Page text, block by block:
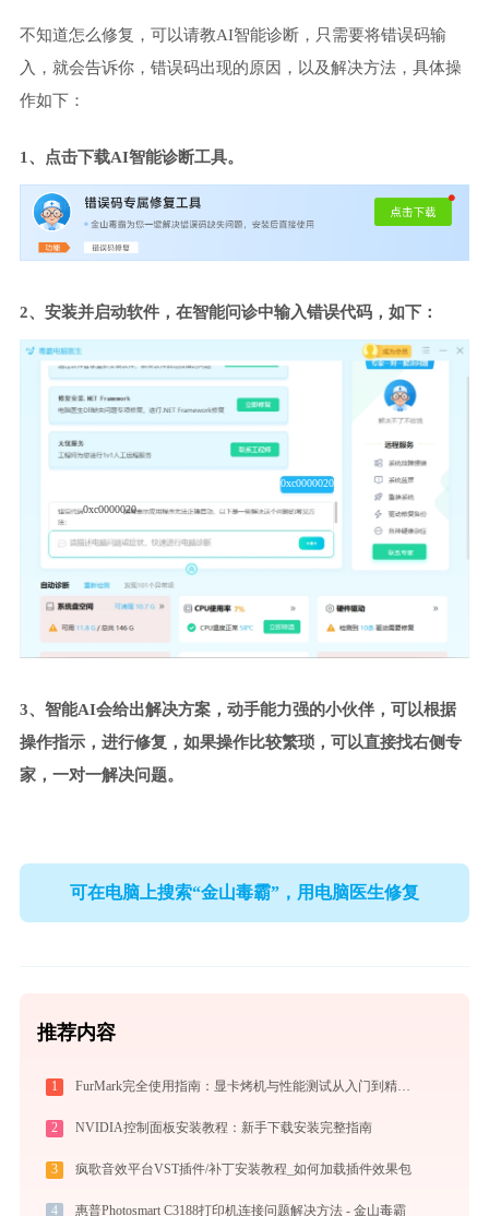
不知道怎么修复，可以请教AI智能诊断，只需要将错误码输
入，就会告诉你，错误码出现的原因，以及解决方法，具体操
作如下：
1、点击下载AI智能诊断工具。
2、安装并启动软件，在智能问诊中输入错误代码，如下：
0xc0000020
0xc0000020
3、智能AI会给出解决方案，动手能力强的小伙伴，可以根据
操作指示，进行修复，如果操作比较繁琐，可以直接找右侧专
家，一对一解决问题。
可在电脑上搜索“金山毒霸”，用电脑医生修复
推荐内容
1 FurMark完全使用指南：显卡烤机与性能测试从入门到精通（2026最新）
2 NVIDIA控制面板安装教程：新手下载安装完整指南
3 疯歌音效平台VST插件/补丁安装教程_如何加载插件效果包
4 惠普Photosmart C3188打印机连接问题解决方法 - 金山毒霸